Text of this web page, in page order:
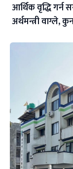
आर्थिक वृद्धि गर्न
अर्थमन्त्री